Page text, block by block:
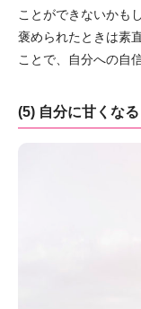
ことができないかも
褒められたときは素
ことで、自分への自
(5) 自分に甘くなる